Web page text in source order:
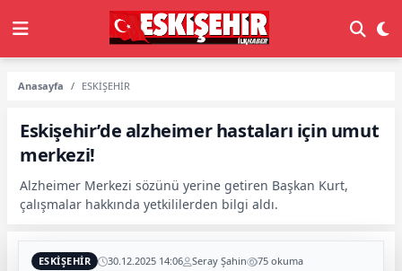
Anasayfa ESKİŞEHİR
Eskişehir’de alzheimer hastaları için umut
merkezi!
Alzheimer Merkezi sözünü yerine getiren Başkan Kurt,
çalışmalar hakkında yetkililerden bilgi aldı.
ESKİŞEHİR 30.12.2025 14:06 Seray Şahin 75 okuma